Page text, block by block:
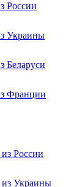
России
Украины
Беларуси
Франции
России
Украины